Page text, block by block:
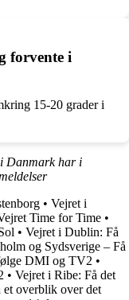
forvente i
15-20 grader i
Danmark har i
• Vejret i
Time for Time •
• Vejret i Dublin: Få
og Sydsverige – Få
DMI og TV2 •
• Vejret i Ribe: Få det
et overblik over det